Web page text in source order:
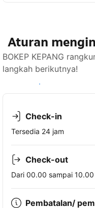
Aturan
BOKEP KEPANG
langkah berikutnya!
Lihat ketersediaan
Check-in
Tersedia 24 jam
Check-out
Dari 00.00 sampai 10.00
Pembatalan/